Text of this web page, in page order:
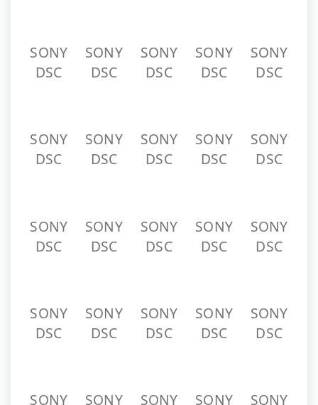
SONY
DSC
SONY
DSC
SONY
DSC
SONY
DSC
SONY
DSC
SONY
DSC
SONY
DSC
SONY
DSC
SONY
DSC
SONY
DSC
SONY
DSC
SONY
DSC
SONY
DSC
SONY
DSC
SONY
DSC
SONY
DSC
SONY
DSC
SONY
DSC
SONY
DSC
SONY
DSC
SONY SONY SONY SONY SONY